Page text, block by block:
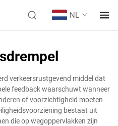
NL
verkeersrustgevend middel dat
feedback waarschuwt wanneer
of voorzichtigheid moeten
bestaat uit
die op wegoppervlakken zijn